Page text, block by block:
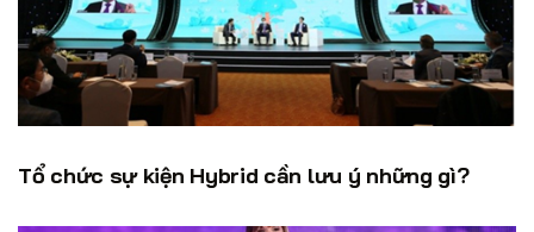
Tổ chức sự kiện Hybrid cần lưu ý những gì?